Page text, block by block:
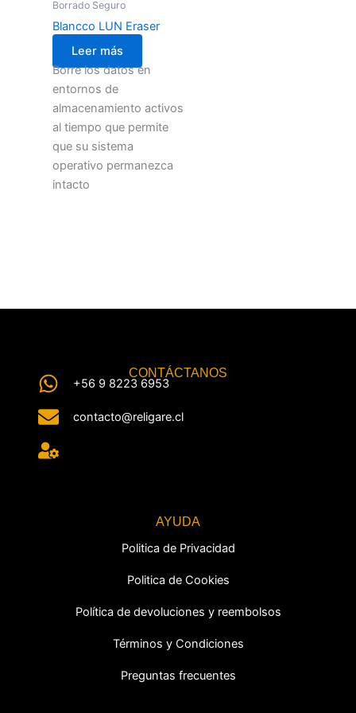
Borrado Seguro
Blancco LUN Eraser
Leer más
Borre los datos en
entornos de
almacenamiento activos
al tiempo que permite
que su sistema
operativo permanezca
intacto
CONTÁCTANOS
+56 9 8223 6953
contacto@religare.cl
AYUDA
Politica de Privacidad
Politica de Cookies
Política de devoluciones y reembolsos
Términos y Condiciones
Preguntas frecuentes